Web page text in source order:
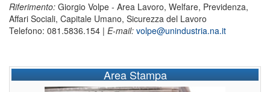
Riferimento: Giorgio Volpe - Area Lavoro, Welfare, Previdenza,
Affari Sociali, Capitale Umano, Sicurezza del Lavoro
Telefono: 081.5836.154 | E-mail: volpe@unindustria.na.it
Area Stampa